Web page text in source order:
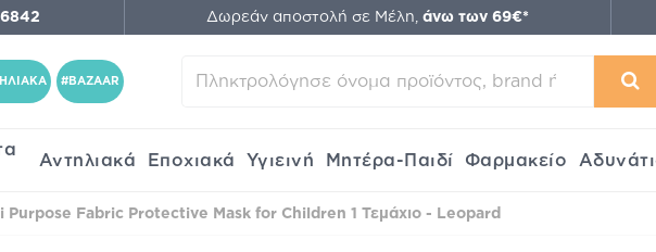
Δωρεάν αποστολή σε Μέλη, άνω των 69€*
#BAZAAR
Αντηλιακά Εποχιακά Υγιεινή Μητέρα-Παιδί Φαρμακείο
Purpose Fabric Protective Mask for Children 1 Τεμάχιο - Leopard